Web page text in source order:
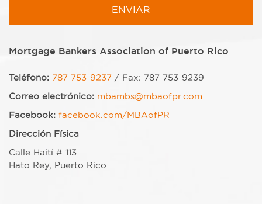
Mortgage Bankers Association of Puerto Rico
Teléfono: 787-753-9237 / Fax: 787-753-9239
Correo electrónico: mbambs@mbaofpr.com
Facebook: facebook.com/MBAofPR
Dirección Física
Calle Haití # 113
Hato Rey, Puerto Rico